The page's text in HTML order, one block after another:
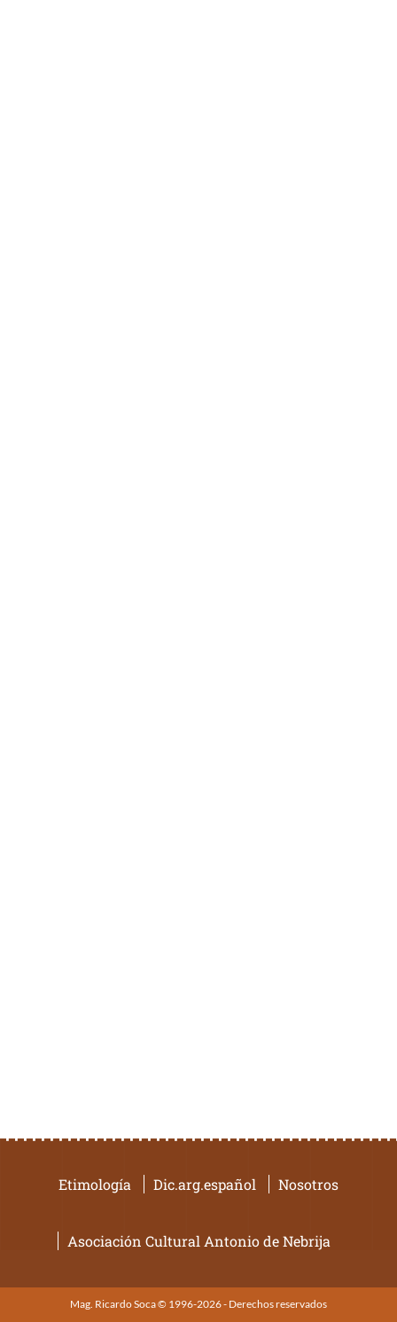
Etimología Dic.arg.español Nosotros
Asociación Cultural Antonio de Nebrija
Mag. Ricardo Soca © 1996-2026 - Derechos reservados